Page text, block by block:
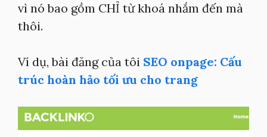
vì nó bao gồm CHỈ từ khoá nhắm đến mà
thôi.
Ví dụ, bài đăng của tôi SEO onpage: Cấu
trúc hoàn hảo tối ưu cho trang